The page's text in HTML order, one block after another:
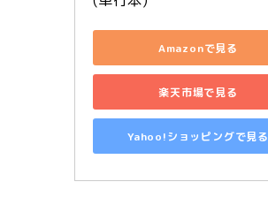
Amazonで見る
楽天市場で見る
Yahoo!ショッピングで見る